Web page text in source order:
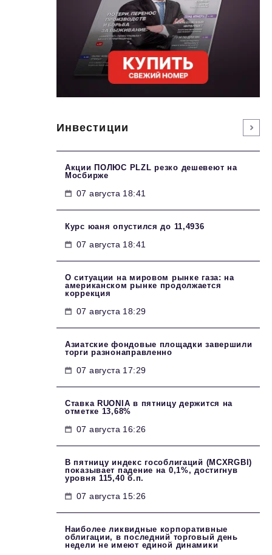
Инвестиции
Акции ПОЛЮС PLZL резко дешевеют на
Мосбирже
07 августа 18:41
Курс юаня опустился до 11,4936
07 августа 18:41
О ситуации на мировом рынке газа: на
американском рынке продолжается
коррекция
07 августа 18:29
Азиатские фондовые площадки завершили
торги разнонаправленно
07 августа 17:29
Ставка RUONIA в пятницу держится на
отметке 13,68%
07 августа 16:26
В пятницу индекс гособлигаций (MCXRGBI)
показывает падение на 0,1%, достигнув
уровня 115,40 б.п.
07 августа 15:26
Наиболее ликвидные корпоративные
облигации, в последний торговый день
недели не имеют единой динамики